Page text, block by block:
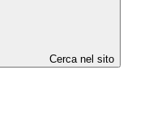
Cerca nel sito